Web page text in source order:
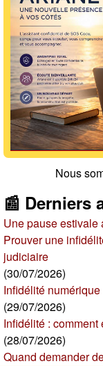
Nous
📰 Derniers
Une pause estivale
Prouver une
judiciaire
(30/07/2026)
Infidélité
(29/07/2026)
Infidélité :
(28/07/2026)
Quand demander